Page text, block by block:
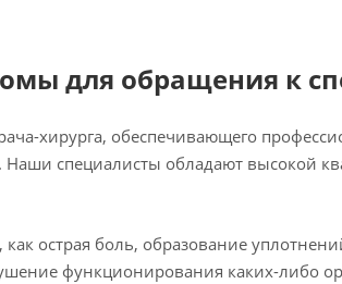
для обращения к
хирурга, обеспечивающего
специалисты обладают высокой
острая боль, образование
функционирования каких-либо